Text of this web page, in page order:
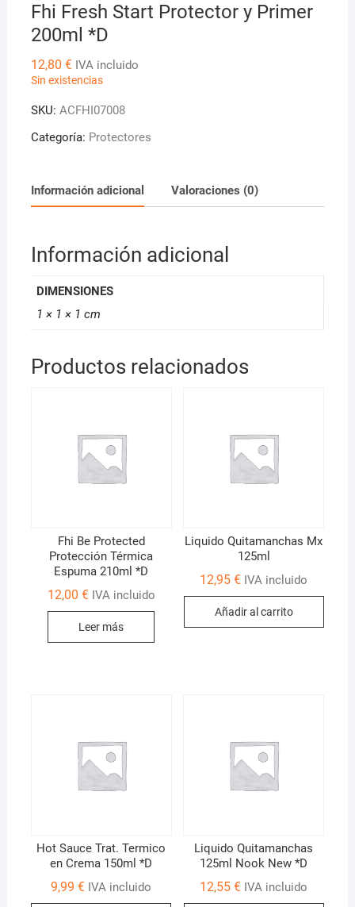
Fhi Fresh Start Protector y Primer
200ml *D
12,80 € IVA incluido
Sin existencias
SKU: ACFHI07008
Categoría: Protectores
Información adicional Valoraciones (0)
Información adicional
DIMENSIONES
1 × 1 × 1 cm
Productos relacionados
Fhi Be Protected
Protección Térmica
Espuma 210ml *D
12,00 € IVA incluido
Leer más
Liquido Quitamanchas Mx
125ml
12,95€ IVA incluido
Añadir al carrito
Hot Sauce Trat. Termico
en Crema 150ml *D
9,99€ IVA incluido
Liquido Quitamanchas
125ml Nook New *D
12,55€ IVA incluido